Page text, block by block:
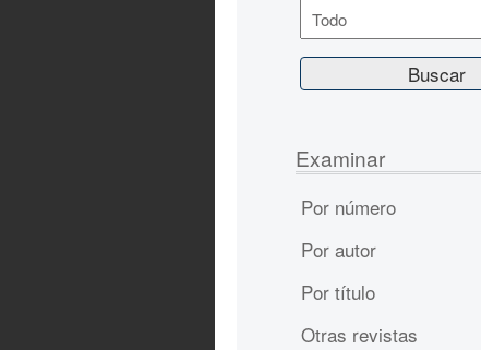
Examinar
Por número
Por autor
Por título
Otras revistas